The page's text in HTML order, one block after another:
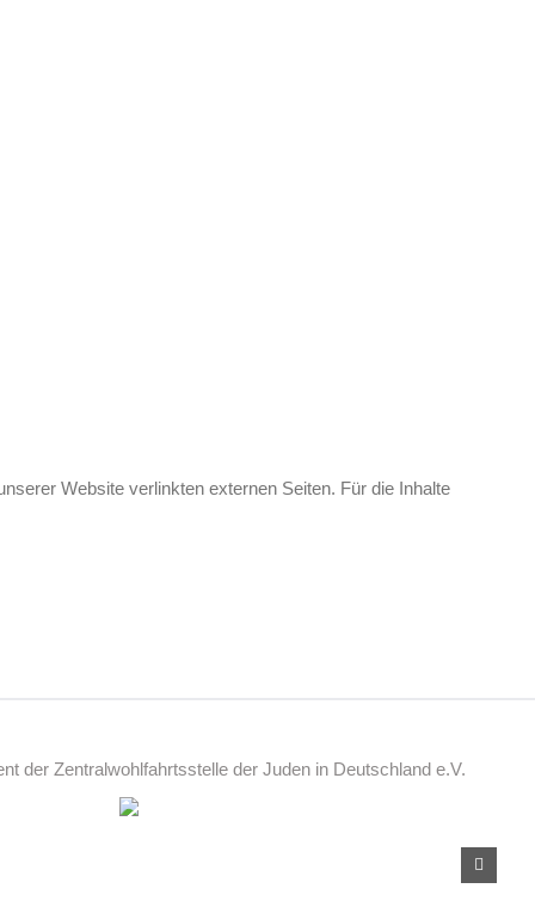
Website verlinkten externen Seiten. Für die Inhalte
der Zentralwohlfahrtsstelle der Juden in Deutschland e.V.